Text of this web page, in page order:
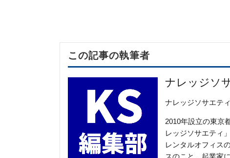
この記事の執筆者
ナレッジソ
ナレッジソサエテ
2010年設立の東京
レッジソサエティ
レンタルオフィス
スのこと、起業家